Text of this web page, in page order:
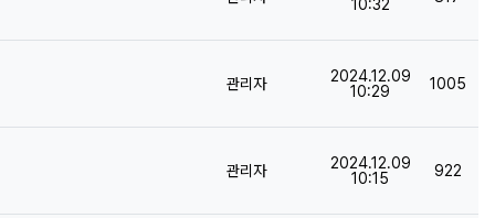
10:32
등록자
관리자 등록일
2024.12.09
10:29
조회
1005
등록자
관리자 등록일
2024.12.09
10:15
조회
922